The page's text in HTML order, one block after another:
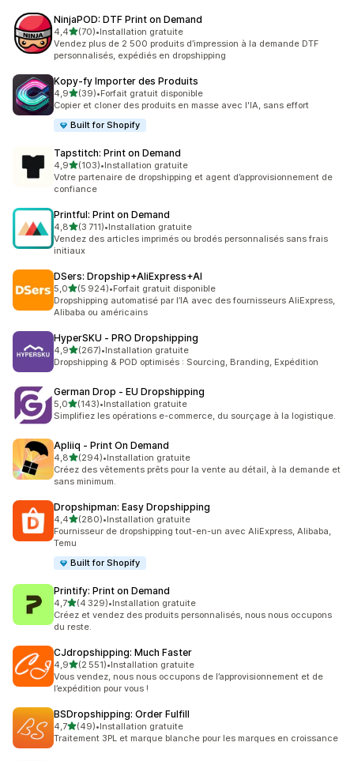
NinjaPOD: DTF Print on Demand
4,4étoile(s) sur 5
(70)
70 avis au total
•Installation gratuite
Vendez plus de 2 500 produits d’impression à la demande DTF
personnalisés, expédiés en dropshipping
Kopy‑fy Importer des Produits
4,9étoile(s) sur 5
(39)
39 avis au total
•Forfait gratuit disponible
Copier et cloner des produits en masse avec l'IA, sans effort
Built for Shopify
Tapstitch: Print on Demand
4,9étoile(s) sur 5
(103)
103 avis au total
•Installation gratuite
Votre partenaire de dropshipping et agent d’approvisionnement de
confiance
Printful: Print on Demand
4,8étoile(s) sur 5
(3 711)
3711 avis au total
•Installation gratuite
Vendez des articles imprimés ou brodés personnalisés sans frais
initiaux
DSers: Dropship+AliExpress+AI
5,0étoile(s) sur 5
(5 924)
5924 avis au total
•Forfait gratuit disponible
Dropshipping automatisé par l’IA avec des fournisseurs AliExpress,
Alibaba ou américains
HyperSKU ‑ PRO Dropshipping
4,9étoile(s) sur 5
(267)
267 avis au total
•Installation gratuite
Dropshipping & POD optimisés : Sourcing, Branding, Expédition
German Drop ‑ EU Dropshipping
5,0étoile(s) sur 5
(143)
143 avis au total
•Installation gratuite
Simplifiez les opérations e-commerce, du sourçage à la logistique.
Apliiq ‑ Print On Demand
4,8étoile(s) sur 5
(294)
294 avis au total
•Installation gratuite
Créez des vêtements prêts pour la vente au détail, à la demande et
sans minimum.
Dropshipman: Easy Dropshipping
4,4étoile(s) sur 5
(280)
280 avis au total
•Installation gratuite
Fournisseur de dropshipping tout-en-un avec AliExpress, Alibaba,
Temu
Built for Shopify
Printify: Print on Demand
4,7étoile(s) sur 5
(4 329)
4329 avis au total
•Installation gratuite
Créez et vendez des produits personnalisés, nous nous occupons
du reste.
CJdropshipping: Much Faster
4,9étoile(s) sur 5
(2 551)
2551 avis au total
•Installation gratuite
Vous vendez, nous nous occupons de l’approvisionnement et de
l’expédition pour vous !
BSDropshipping: Order Fulfill
4,7étoile(s) sur 5
(49)
49 avis au total
•Installation gratuite
Traitement 3PL et marque blanche pour les marques en croissance